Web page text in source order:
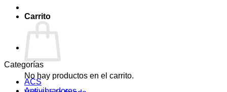
Carrito
No hay productos en el carrito.
Categorías
ACS